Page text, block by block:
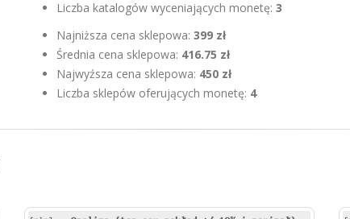
Liczba katalogów wyceniających monetę: 3
Najniższa cena sklepowa: 399 zł
Średnia cena sklepowa: 416.75 zł
Najwyźsza cena sklepowa: 450 zł
Liczba sklepów oferujących monetę: 4